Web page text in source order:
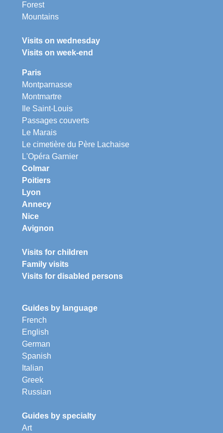
Forest
Mountains
Visits on wednesday
Visits on week-end
Paris
Montparnasse
Montmartre
Ile Saint-Louis
Passages couverts
Le Marais
Le cimetière du Père Lachaise
L'Opéra Garnier
Colmar
Poitiers
Lyon
Annecy
Nice
Avignon
Visits for children
Family visits
Visits for disabled persons
Guides by language
French
English
German
Spanish
Italian
Greek
Russian
Guides by specialty
Art